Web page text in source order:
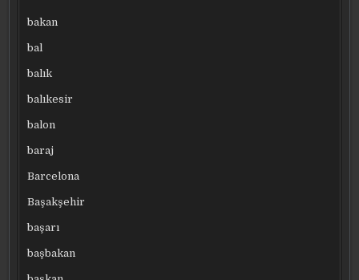
bakan
bal
balık
balıkesir
balon
baraj
Barcelona
Başakşehir
başarı
başbakan